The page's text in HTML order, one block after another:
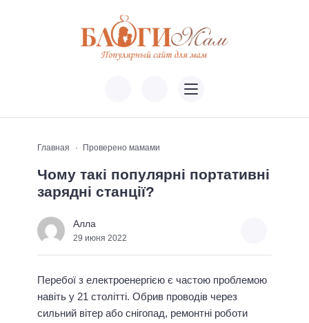
Главная Проверено мамами
Чому такі популярні портативні
зарядні станції?
Алла
29 июня 2022
Перебої з електроенергією є частою проблемою
навіть у 21 столітті. Обрив проводів через
сильний вітер або снігопад, ремонтні роботи